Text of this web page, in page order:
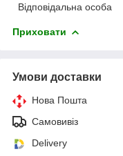
Відповідальна особа
Приховати
Умови доставки
Нова Пошта
Самовивіз
Delivery